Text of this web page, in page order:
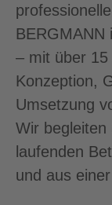
BERGMANN
– mit über
Konzeption,
Umsetzung
Wir begleiten
laufenden
und aus